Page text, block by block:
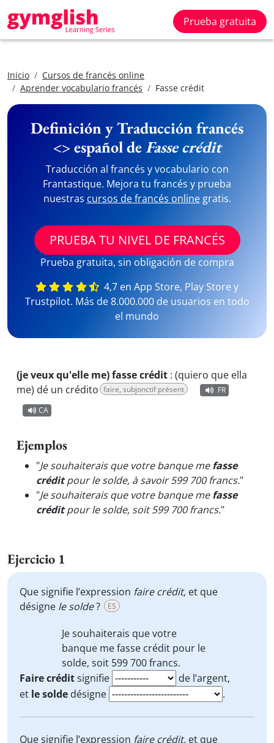
Prueba gratuita
Inicio
Cursos de francés online
Aprender vocabulario francés
Fasse crédit
Definición y Traducción francés
<> español deFasse crédit
Traducción al francés y vocabulario con
Frantastique. Mejora tu francés y prueba
nuestras cursos de francés onlinegratis.
PRUEBA TU NIVEL DE FRANCÉS
Prueba gratuita, sin obligación de compra
4,7 en App Store, Play Store y
Trustpilot. Más de 8.000.000 de usuarios en todo
el mundo
(je veux qu'elle me) fasse crédit : (quiero que ella
me) dé un crédito faire, subjonctif présent
FR
CA
Ejemplos
"Je souhaiterais que votre banque mefasse
créditpour le solde, à savoir 599 700 francs."
"Je souhaiterais que votre banque mefasse
créditpour le solde, soit 599 700 francs."
Ejercicio 1
Que signifie l’expression faire crédit, et que
désigne le solde? ES
Je souhaiterais que votre
banque me fasse crédit pour le
solde, soit 599 700 francs.
Faire créditsignifie
de l’argent,
et le solde désigne .
Que signifie l’expression faire crédit, et que